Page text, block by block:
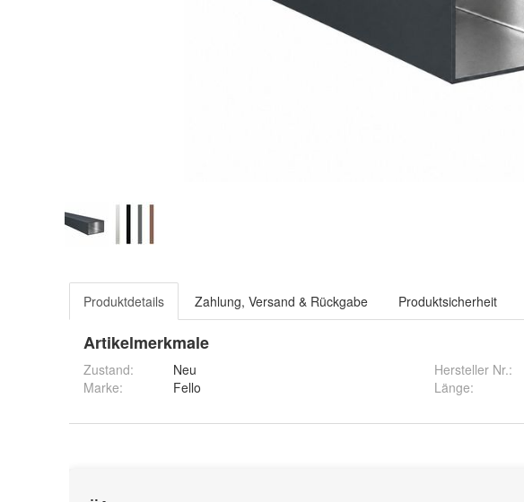
Produktdetails Zahlung, Versand & Rückgabe Produktsicherheit
Artikelmerkmale
Zustand:
Neu
Marke:
Fello
Hersteller Nr.:
Länge: